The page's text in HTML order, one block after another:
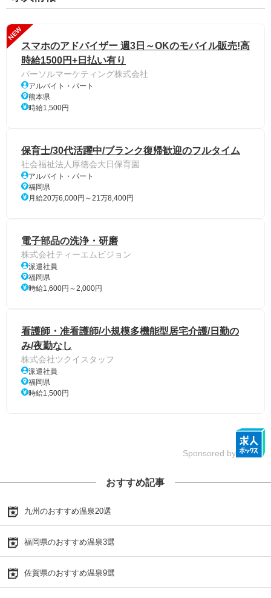
NEW
スマホのアドバイザー 週3日～OKのモバイル販売!高
時給1500円+日払い有り
パーソルマーケティング株式会社
アルバイト・パート
熊本県
時給1,500円
保育士/30代活躍中/ブランク復帰歓迎のフルタイム
社会福祉法人厚徳会大日保育園
アルバイト・パート
福岡県
月給20万6,000円～21万8,400円
電子部品の洗浄・研磨
株式会社ティーエムビジョン
派遣社員
福岡県
時給1,600円～2,000円
看護師・准看護師/小規模多機能型居宅介護/日勤の
み/夜勤なし
株式会社ツクイスタッフ
派遣社員
福岡県
時給1,500円
Sponsored by
おすすめ記事
九州のおすすめ温泉20選
福岡県のおすすめ温泉3選
佐賀県のおすすめ温泉9選